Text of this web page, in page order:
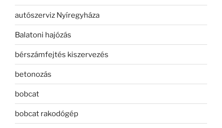
autószerviz Nyíregyháza
Balatoni hajózás
bérszámfejtés kiszervezés
betonozás
bobcat
bobcat rakodógép